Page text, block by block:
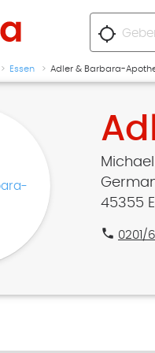
location_searching
Essen Adler & Barbara-
45355
phone 0201/